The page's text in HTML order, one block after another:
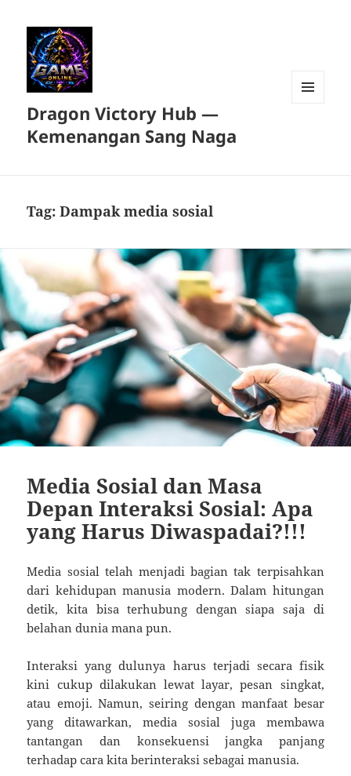
Dragon Victory Hub —
Kemenangan Sang Naga
Tag:Dampak media sosial
Media Sosial dan Masa
Depan Interaksi Sosial: Apa
yang Harus Diwaspadai?!!!
Media sosial telah menjadi bagian tak terpisahkan
dari kehidupan manusia modern. Dalam hitungan
detik, kita bisa terhubung dengan siapa saja di
belahan dunia mana pun.
Interaksi yang dulunya harus terjadi secara fisik
kini cukup dilakukan lewat layar, pesan singkat,
atau emoji. Namun, seiring dengan manfaat besar
yang ditawarkan, media sosial juga membawa
tantangan dan konsekuensi jangka panjang
terhadap cara kita berinteraksi sebagai manusia.